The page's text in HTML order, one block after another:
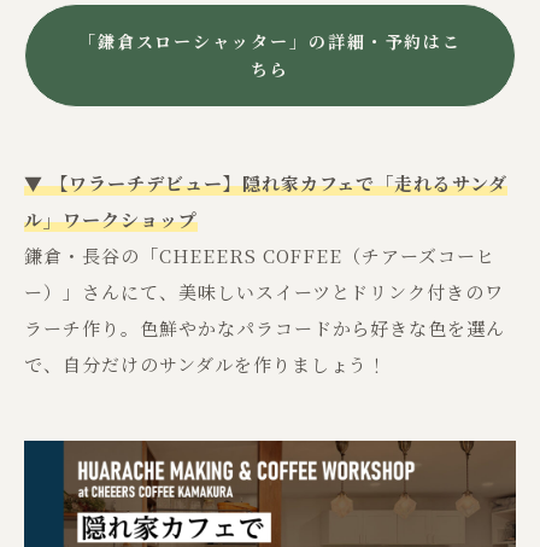
「鎌倉スローシャッター」の詳細・予約はこ
ちら
▼ 【ワラーチデビュー】隠れ家カフェで「走れるサンダ
ル」ワークショップ
鎌倉・長谷の「CHEEERS COFFEE（チアーズコーヒ
ー）」さんにて、美味しいスイーツとドリンク付きのワ
ラーチ作り。色鮮やかなパラコードから好きな色を選ん
で、自分だけのサンダルを作りましょう！